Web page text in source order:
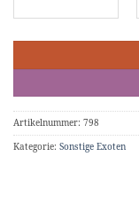
Artikelnummer: 798
Kategorie: Sonstige Exoten